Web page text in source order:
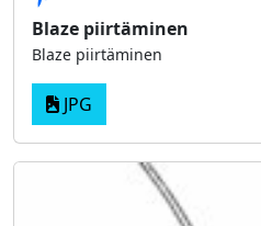
Blaze piirtäminen
Blaze piirtäminen
JPG